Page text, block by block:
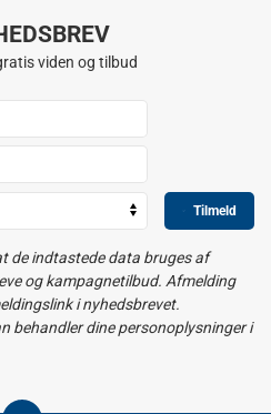
viden og tilbud
Tilmeld
de indtastede data bruges af
og kampagnetilbud. Afmelding
i nyhedsbrevet.
behandler dine personoplysninger i